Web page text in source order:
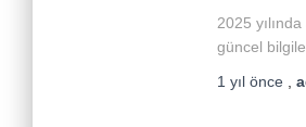
2025
güncel
1 yılönce